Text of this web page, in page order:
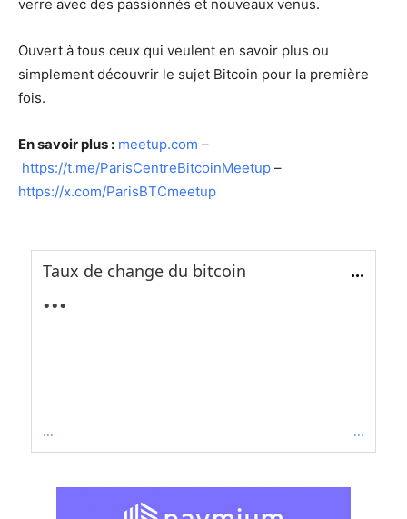
verre avec des passionnés et nouveaux venus.
Ouvert à tous ceux qui veulent en savoir plus ou
simplement découvrir le sujet Bitcoin pour la première
fois.
En savoir plus : meetup.com –
https://t.me/ParisCentreBitcoinMeetup –
https://x.com/ParisBTCmeetup
Taux de change du bitcoin ...
...
... ...